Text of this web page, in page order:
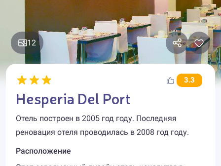
12
3.3
Hesperia Del Port
Отель построен в 2005 год году. Последняя
реновация отеля проводилась в 2008 год году.
Расположение